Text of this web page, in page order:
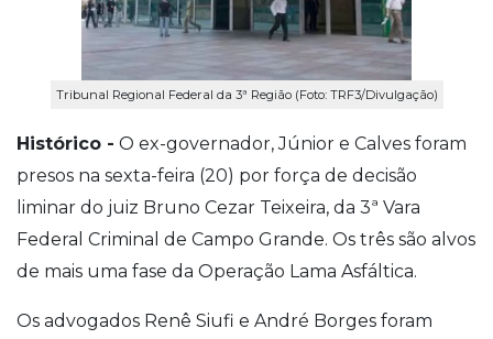
Tribunal Regional Federal da 3ª Região (Foto: TRF3/Divulgação)
Histórico - O ex-governador, Júnior e Calves foram
presos na sexta-feira (20) por força de decisão
liminar do juiz Bruno Cezar Teixeira, da 3ª Vara
Federal Criminal de Campo Grande. Os três são alvos
de mais uma fase da Operação Lama Asfáltica.
Os advogados Renê Siufi e André Borges foram